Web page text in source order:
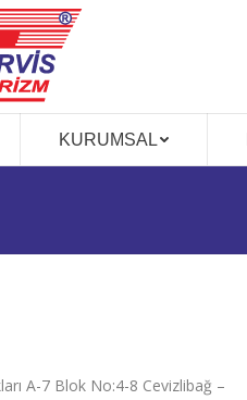
KURUMSAL
A-7 Blok No:4-8 Cevizlibağ –